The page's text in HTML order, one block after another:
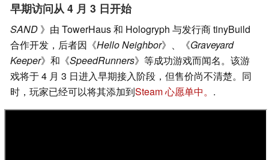
早期访问从 4 月 3 日开始
SAND 》由 TowerHaus 和 Hologryph 与发行商 tinyBuild
合作开发，后者因《Hello Neighbor》、《Graveyard
Keeper》和《SpeedRunners》等成功游戏而闻名。该游
戏将于 4 月 3 日进入早期接入阶段，但售价尚不清楚。同
时，玩家已经可以将其添加到Steam 心愿单中。 .